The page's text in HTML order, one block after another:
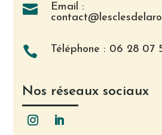

Email :
 Téléphone : 06 28 07
Nos réseaux sociaux